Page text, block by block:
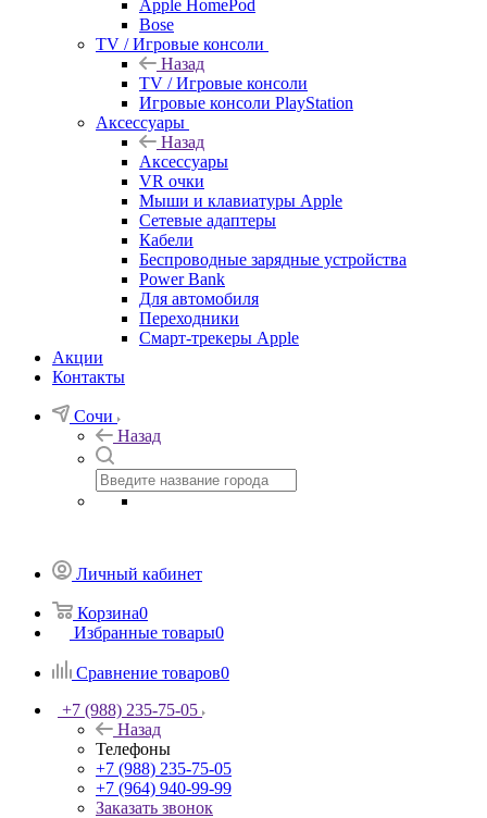
Apple HomePod
Bose
TV / Игровые консоли
Назад
TV / Игровые консоли
Игровые консоли PlayStation
Аксессуары
Назад
Аксессуары
VR очки
Мыши и клавиатуры Apple
Сетевые адаптеры
Кабели
Беспроводные зарядные устройства
Power Bank
Для автомобиля
Переходники
Смарт-трекеры Apple
Акции
Контакты
Сочи
Назад
Личный кабинет
Корзина0
Избранные товары0
Сравнение товаров0
+7 (988) 235-75-05
Назад
Телефоны
+7 (988) 235-75-05
+7 (964) 940-99-99
Заказать звонок